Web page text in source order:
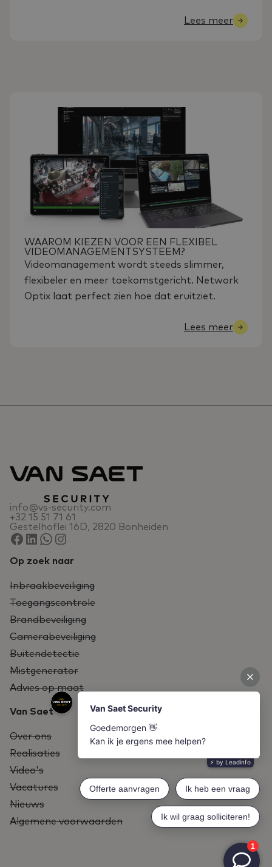
Lees meer
WAAROM KIEZEN VOOR EEN FLEXIBEL
VIDEOMANAGEMENTSYSTEEM?
Videomanagement wordt steeds slimmer,
flexibeler en meer toekomstgericht. Network
Optix laat perfect zien hoe dat eruitziet.
Lees meer
info@vs-security.com
+32 15 51 71 61
Gestelhoflei 16D, 2820 Bonheiden
Op zoek naar
Inbraakbeveiliging
Toegangscontrole
Brandbeveiliging
Camerabeveiliging
Buitendetectie
Mistgenerator
Advies op maat
Van Saet
Over ons
Realisaties
Video's
Vacatures
Nieuws
Algemene voorwaarden